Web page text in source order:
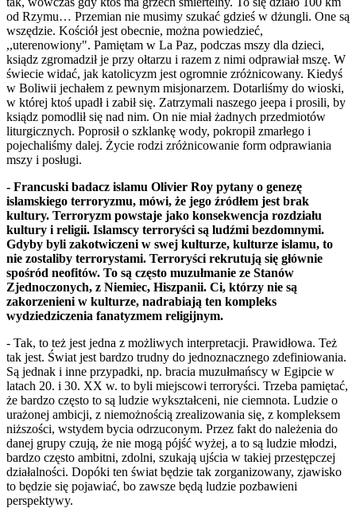
od Rzymu… Przemian nie musimy szukać gdzieś w dżungli. One są
wszędzie. Kościół jest obecnie, można powiedzieć,
,,uterenowiony". Pamiętam w La Paz, podczas mszy dla dzieci,
ksiądz zgromadził je przy ołtarzu i razem z nimi odprawiał mszę. W
świecie widać, jak katolicyzm jest ogromnie zróżnicowany. Kiedyś
w Boliwii jechałem z pewnym misjonarzem. Dotarliśmy do wioski,
w której ktoś upadł i zabił się. Zatrzymali naszego jeepa i prosili, by
ksiądz pomodlił się nad nim. On nie miał żadnych przedmiotów
liturgicznych. Poprosił o szklankę wody, pokropił zmarłego i
pojechaliśmy dalej. Życie rodzi zróżnicowanie form odprawiania
mszy i posługi.
- Francuski badacz islamu Olivier Roy pytany o genezę
islamskiego terroryzmu, mówi, że jego źródłem jest brak
kultury. Terroryzm powstaje jako konsekwencja rozdziału
kultury i religii. Islamscy terroryści są ludźmi bezdomnymi.
Gdyby byli zakotwiczeni w swej kulturze, kulturze islamu, to
nie zostaliby terrorystami. Terroryści rekrutują się głównie
spośród neofitów. To są często muzułmanie ze Stanów
Zjednoczonych, z Niemiec, Hiszpanii. Ci, którzy nie są
zakorzenieni w kulturze, nadrabiają ten kompleks
wydziedziczenia fanatyzmem religijnym.
- Tak, to też jest jedna z możliwych interpretacji. Prawidłowa. Też
tak jest. Świat jest bardzo trudny do jednoznacznego zdefiniowania.
Są jednak i inne przypadki, np. bracia muzułmańscy w Egipcie w
latach 20. i 30. XX w. to byli miejscowi terroryści. Trzeba pamiętać,
że bardzo często to są ludzie wykształceni, nie ciemnota. Ludzie o
urażonej ambicji, z niemożnością zrealizowania się, z kompleksem
niższości, wstydem bycia odrzuconym. Przez fakt do należenia do
danej grupy czują, że nie mogą pójść wyżej, a to są ludzie młodzi,
bardzo często ambitni, zdolni, szukają ujścia w takiej przestępczej
działalności. Dopóki ten świat będzie tak zorganizowany, zjawisko
to będzie się pojawiać, bo zawsze będą ludzie pozbawieni
perspektywy.